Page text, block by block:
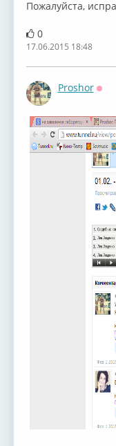
Пожалуйста,
0
17.06.2015 18:48
Proshor